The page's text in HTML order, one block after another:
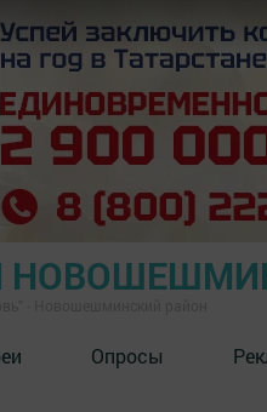
Опросы